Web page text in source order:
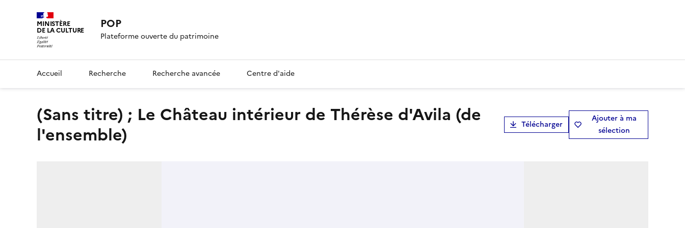
MINISTÈRE
DE LA CULTURE POP
Plateforme ouverte du patrimoine
Accueil Recherche Recherche avancée Centre d'aide
(Sans titre) ; Le Château intérieur de Thérèse d'Avila (de
l'ensemble)
Télécharger
Ajouter à ma
sélection